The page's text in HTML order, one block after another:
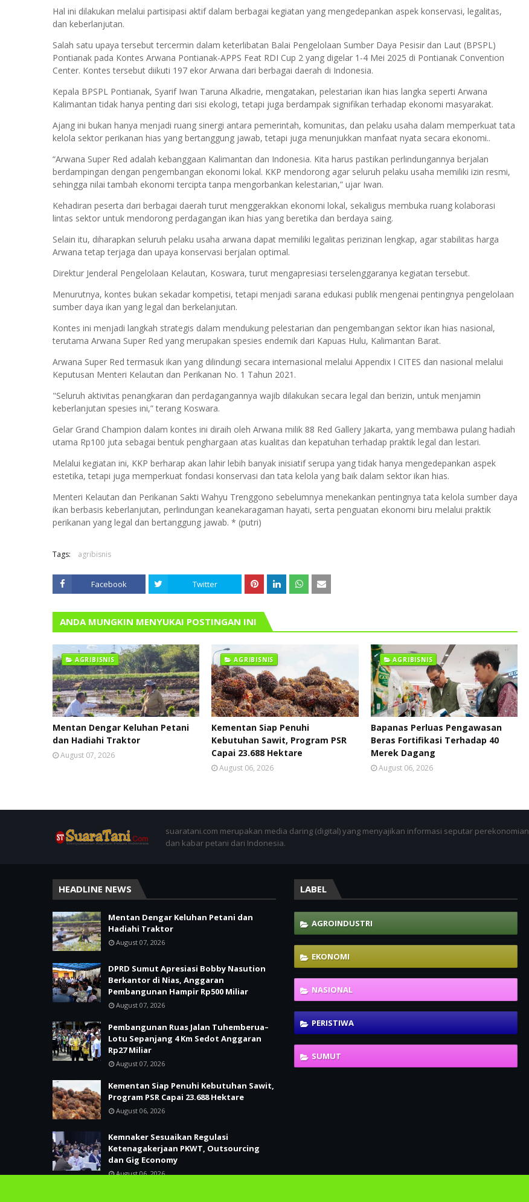
Hal ini dilakukan melalui partisipasi aktif dalam berbagai kegiatan yang mengedepankan aspek konservasi, legalitas,
dan keberlanjutan.
Salah satu upaya tersebut tercermin dalam keterlibatan Balai Pengelolaan Sumber Daya Pesisir dan Laut (BPSPL)
Pontianak pada Kontes Arwana Pontianak-APPS Feat RDI Cup 2 yang digelar 1-4 Mei 2025 di Pontianak Convention
Center. Kontes tersebut diikuti 197 ekor Arwana dari berbagai daerah di Indonesia.
Kepala BPSPL Pontianak, Syarif Iwan Taruna Alkadrie, mengatakan, pelestarian ikan hias langka seperti Arwana
Kalimantan tidak hanya penting dari sisi ekologi, tetapi juga berdampak signifikan terhadap ekonomi masyarakat.
Ajang ini bukan hanya menjadi ruang sinergi antara pemerintah, komunitas, dan pelaku usaha dalam memperkuat tata
kelola sektor perikanan hias yang bertanggung jawab, tetapi juga menunjukkan manfaat nyata secara ekonomi..
“Arwana Super Red adalah kebanggaan Kalimantan dan Indonesia. Kita harus pastikan perlindungannya berjalan
berdampingan dengan pengembangan ekonomi lokal. KKP mendorong agar seluruh pelaku usaha memiliki izin resmi,
sehingga nilai tambah ekonomi tercipta tanpa mengorbankan kelestarian,” ujar Iwan.
Kehadiran peserta dari berbagai daerah turut menggerakkan ekonomi lokal, sekaligus membuka ruang kolaborasi
lintas sektor untuk mendorong perdagangan ikan hias yang beretika dan berdaya saing.
Selain itu, diharapkan seluruh pelaku usaha arwana dapat memiliki legalitas perizinan lengkap, agar stabilitas harga
Arwana tetap terjaga dan upaya konservasi berjalan optimal.
Direktur Jenderal Pengelolaan Kelautan, Koswara, turut mengapresiasi terselenggaranya kegiatan tersebut.
Menurutnya, kontes bukan sekadar kompetisi, tetapi menjadi sarana edukasi publik mengenai pentingnya pengelolaan
sumber daya ikan yang legal dan berkelanjutan.
Kontes ini menjadi langkah strategis dalam mendukung pelestarian dan pengembangan sektor ikan hias nasional,
terutama Arwana Super Red yang merupakan spesies endemik dari Kapuas Hulu, Kalimantan Barat.
Arwana Super Red termasuk ikan yang dilindungi secara internasional melalui Appendix I CITES dan nasional melalui
Keputusan Menteri Kelautan dan Perikanan No. 1 Tahun 2021.
"Seluruh aktivitas penangkaran dan perdagangannya wajib dilakukan secara legal dan berizin, untuk menjamin
keberlanjutan spesies ini,” terang Koswara.
Gelar Grand Champion dalam kontes ini diraih oleh Arwana milik 88 Red Gallery Jakarta, yang membawa pulang hadiah
utama Rp100 juta sebagai bentuk penghargaan atas kualitas dan kepatuhan terhadap praktik legal dan lestari.
Melalui kegiatan ini, KKP berharap akan lahir lebih banyak inisiatif serupa yang tidak hanya mengedepankan aspek
estetika, tetapi juga memperkuat fondasi konservasi dan tata kelola yang baik dalam sektor ikan hias.
Menteri Kelautan dan Perikanan Sakti Wahyu Trenggono sebelumnya menekankan pentingnya tata kelola sumber daya
ikan berbasis keberlanjutan, perlindungan keanekaragaman hayati, serta penguatan ekonomi biru melalui praktik
perikanan yang legal dan bertanggung jawab. * (putri)
Tags: agribisnis
Facebook Twitter
ANDA MUNGKIN MENYUKAI POSTINGAN INI
AGRIBISNIS
Mentan Dengar Keluhan Petani
dan Hadiahi Traktor
August 07, 2026
AGRIBISNIS
Kementan Siap Penuhi
Kebutuhan Sawit, Program PSR
Capai 23.688 Hektare
August 06, 2026
AGRIBISNIS
Bapanas Perluas Pengawasan
Beras Fortifikasi Terhadap 40
Merek Dagang
August 06, 2026
suaratani.com merupakan media daring (digital) yang menyajikan informasi seputar perekonomian
dan kabar petani dari Indonesia.
HEADLINE NEWS
Mentan Dengar Keluhan Petani dan
Hadiahi Traktor
August 07, 2026
DPRD Sumut Apresiasi Bobby Nasution
Berkantor di Nias, Anggaran
Pembangunan Hampir Rp500 Miliar
August 07, 2026
Pembangunan Ruas Jalan Tuhemberua–
Lotu Sepanjang 4 Km Sedot Anggaran
Rp27 Miliar
August 07, 2026
Kementan Siap Penuhi Kebutuhan Sawit,
Program PSR Capai 23.688 Hektare
August 06, 2026
Kemnaker Sesuaikan Regulasi
Ketenagakerjaan PKWT, Outsourcing
dan Gig Economy
August 06, 2026
LABEL
AGROINDUSTRI
EKONOMI
NASIONAL
PERISTIWA
SUMUT